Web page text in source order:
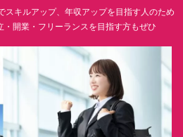
スキルアップ、年収アップを目指す人のため
開業・フリーランスを目指す方もぜひ